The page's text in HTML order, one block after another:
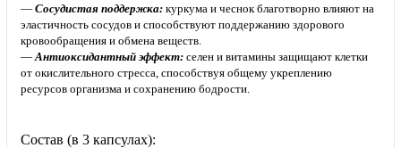
— Сосудистая поддержка:куркума и чеснок благотворно влияют на
эластичность сосудов и способствуют поддержанию здорового
кровообращения и обмена веществ.
—Антиоксидантный эффект:селен и витамины защищают клетки
от окислительного стресса, способствуя общему укреплению
ресурсов организма и сохранению бодрости.
Состав (в 3 капсулах):